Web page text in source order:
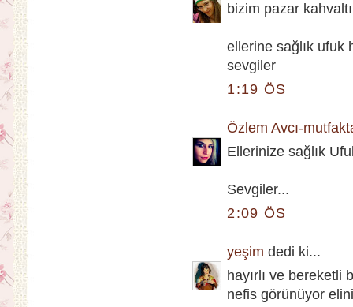
bizim pazar
ellerine sağlık ufuk
sevgiler
1:19 ÖS
Özlem Avcı-
Ellerinize sağlık
Sevgiler...
2:09 ÖS
yeşim dedi ki...
hayırlı ve bereketli
nefis görünüyor